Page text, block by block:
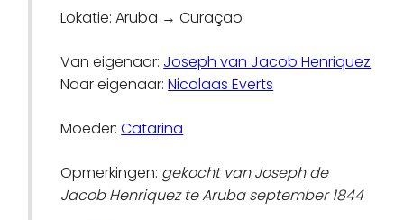
Lokatie: Aruba → Curaçao
Van eigenaar: Joseph van Jacob Henriquez
Naar eigenaar:Nicolaas Everts
Moeder:Catarina
Opmerkingen: gekocht van Joseph de
Jacob Henriquez te Aruba september 1844